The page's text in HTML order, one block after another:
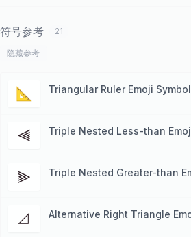
符号参考 21
隐藏参考
📐 Triangular Ruler Emoji Symbol
⫷ Triple Nested Less-than
⫸ Triple Nested Greater-than
⊿ Alternative Right Triangle